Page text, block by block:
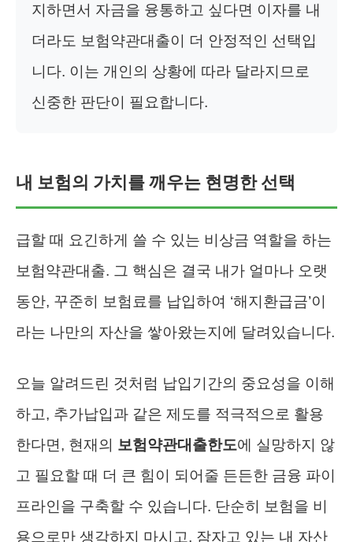
지하면서 자금을 융통하고 싶다면 이자를 내
더라도 보험약관대출이 더 안정적인 선택입
니다. 이는 개인의 상황에 따라 달라지므로
신중한 판단이 필요합니다.
내 보험의 가치를 깨우는 현명한 선택
급할 때 요긴하게 쓸 수 있는 비상금 역할을 하는
보험약관대출. 그 핵심은 결국 내가 얼마나 오랫
동안, 꾸준히 보험료를 납입하여 ‘해지환급금’이
라는 나만의 자산을 쌓아왔는지에 달려있습니다.
오늘 알려드린 것처럼 납입기간의 중요성을 이해
하고, 추가납입과 같은 제도를 적극적으로 활용
한다면, 현재의 보험약관대출한도에 실망하지 않
고 필요할 때 더 큰 힘이 되어줄 든든한 금융 파이
프라인을 구축할 수 있습니다. 단순히 보험을 비
용으로만 생각하지 마시고, 잠자고 있는 내 자산